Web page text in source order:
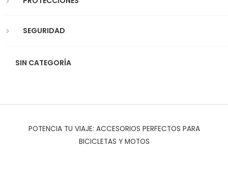
SEGURIDAD
SIN CATEGORÍA
POTENCIA TU VIAJE: ACCESORIOS PERFECTOS PARA
BICICLETAS Y MOTOS